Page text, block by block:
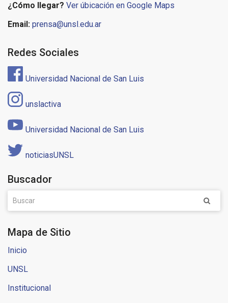
¿Cómo llegar? Ver úbicación en Google Maps
Email: prensa@unsl.edu.ar
Redes Sociales
Universidad Nacional de San Luis
unslactiva
Universidad Nacional de San Luis
noticiasUNSL
Buscador
Mapa de Sitio
Inicio
UNSL
Institucional